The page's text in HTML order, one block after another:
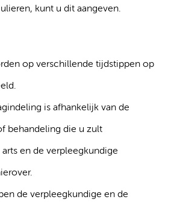
kunt u dit aangeven.
op verschillende tijdstippen op
is afhankelijk van de
behandeling die u zult
en de verpleegkundige
de verpleegkundige en de